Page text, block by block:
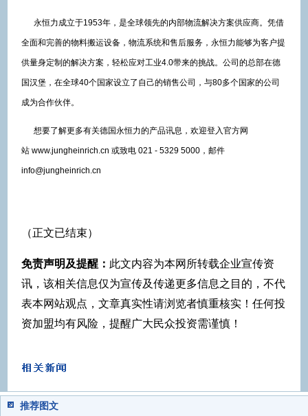
永恒力成立于1953年，是全球领先的内部物流解决方案供应商。凭借
全面和完善的物料搬运设备，物流系统和售后服务，永恒力能够为客户提
供量身定制的解决方案，轻松应对工业4.0带来的挑战。公司的总部在德
国汉堡，在全球40个国家设立了自己的销售公司，与80多个国家的公司
成为合作伙伴。
想要了解更多有关德国永恒力的产品讯息，欢迎登入官方网
站 www.jungheinrich.cn 或致电 021 - 5329 5000，邮件
info@jungheinrich.cn
（正文已结束）
免责声明及提醒： 此文内容为本网所转载企业宣传资
讯，该相关信息仅为宣传及传递更多信息之目的，不代
表本网站观点，文章真实性请浏览者慎重核实！任何投
资加盟均有风险，提醒广大民众投资需谨慎！
推荐图文